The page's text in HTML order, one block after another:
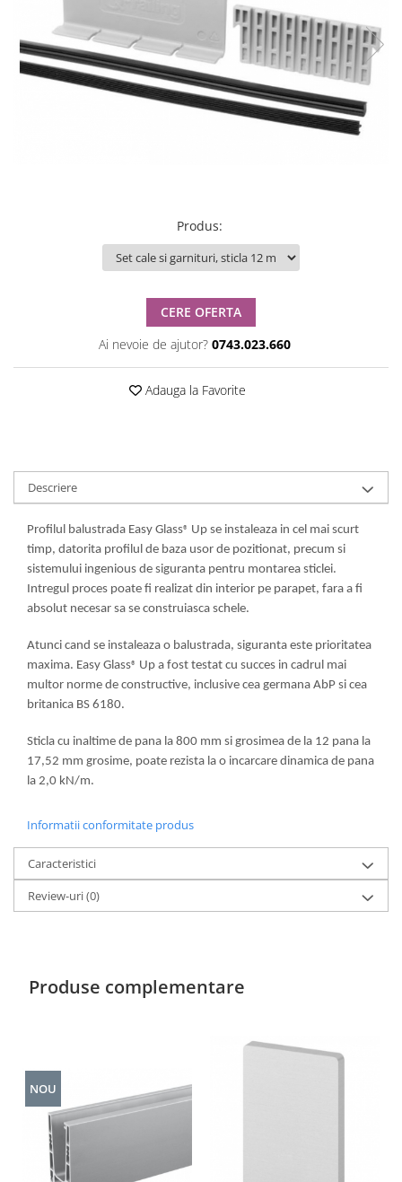
Produs:
CERE OFERTA
Ai nevoie de ajutor? 0743.023.660
Adauga la Favorite
Descriere
Profilul balustrada Easy Glass® Up se instaleaza in cel mai scurt
timp, datorita profilul de baza usor de pozitionat, precum si
sistemului ingenious de siguranta pentru montarea sticlei.
Intregul proces poate fi realizat din interior pe parapet, fara a fi
absolut necesar sa se construiasca schele.
Atunci cand se instaleaza o balustrada, siguranta este prioritatea
maxima. Easy Glass® Up a fost testat cu succes in cadrul mai
multor norme de constructive, inclusive cea germana AbP si cea
britanica BS 6180.
Sticla cu inaltime de pana la 800 mm si grosimea de la 12 pana la
17,52 mm grosime, poate rezista la o incarcare dinamica de pana
la 2,0 kN/m.
Informatii conformitate produs
Caracteristici
Review-uri(0)
Produse complementare
NOU